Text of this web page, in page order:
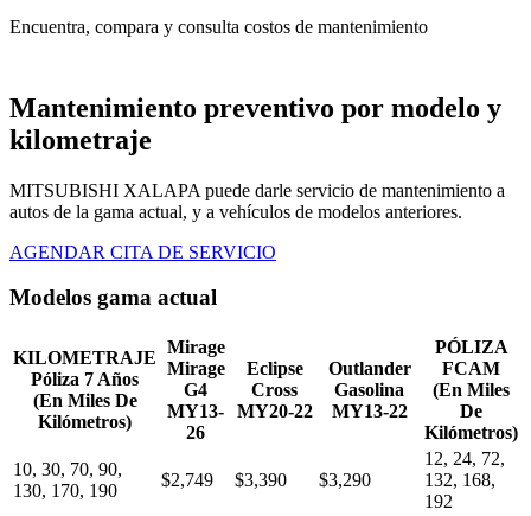
Encuentra, compara y consulta costos de mantenimiento
Mantenimiento preventivo por modelo y
kilometraje
MITSUBISHI XALAPA puede darle servicio de mantenimiento a
autos de la gama actual, y a vehículos de modelos anteriores.
AGENDAR CITA DE SERVICIO
Modelos gama actual
KILOMETRAJE
Póliza 7 Años
(En Miles De
Kilómetros)
Mirage
Mirage
G4
MY13-
26
Eclipse
Cross
MY20-22
Outlander
Gasolina
MY13-22
PÓLIZA
FCAM
(En Miles
De
Kilómetros)
10, 30, 70, 90,
130, 170, 190
$2,749 $3,390 $3,290
12, 24, 72,
132, 168,
192